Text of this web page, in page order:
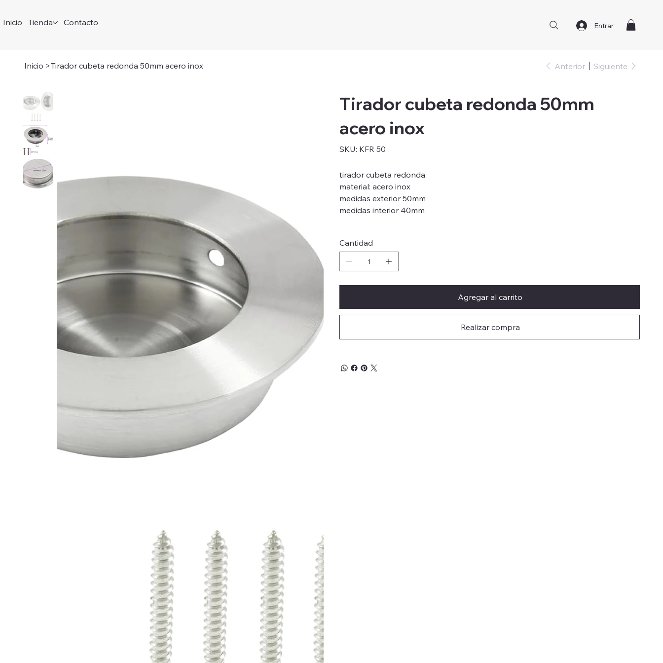
Entrar
Inicio Tienda Contacto
Inicio >Tirador cubeta redonda 50mm acero inox Anterior Siguiente
Tirador cubeta redonda 50mm
acero inox
SKU: SKU
KFR
KFR 50
tirador cubeta redonda
material: acero inox
medidas exterior 50mm
medidas interior 40mm
Cantidad
Agregar al carrito
Realizar compra